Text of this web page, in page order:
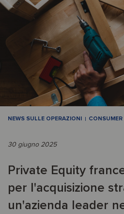
NEWS SULLE OPERAZIONI CONSUMER
30 giugno 2025
Private Equity
per l'acquisizione
un'azienda leader